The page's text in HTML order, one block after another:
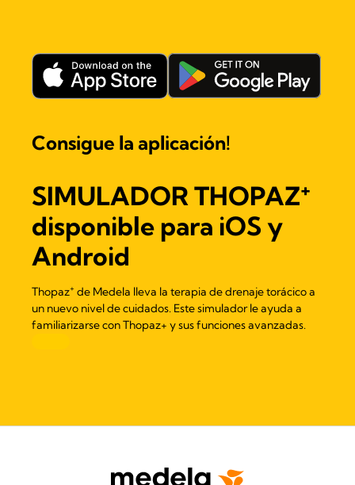
Consigue la aplicación!
SIMULADOR THOPAZ+
disponible para iOS y
Android
Thopaz+ de Medela lleva la terapia de drenaje torácico a
un nuevo nivel de cuidados. Este simulador le ayuda a
familiarizarse con Thopaz+ y sus funciones avanzadas.